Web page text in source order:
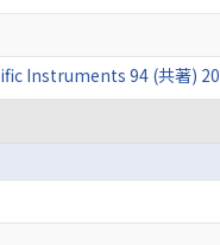
Instruments 94 (共著)